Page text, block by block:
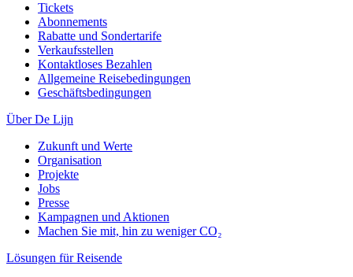
Tickets
Abonnements
Rabatte und Sondertarife
Verkaufsstellen
Kontaktloses Bezahlen
Allgemeine Reisebedingungen
Geschäftsbedingungen
Über De Lijn
Zukunft und Werte
Organisation
Projekte
Jobs
Presse
Kampagnen und Aktionen
Machen Sie mit, hin zu weniger CO₂
Lösungen für Reisende